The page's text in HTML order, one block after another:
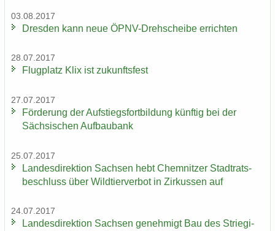
03.08.2017
Dres­den kann neue ÖPNV-​Drehscheibe er­rich­ten
28.07.2017
Flug­platz Klix ist zu­kunfts­fest
27.07.2017
För­de­rung der Auf­stiegs­fort­bil­dung künf­tig bei der
Säch­si­schen Auf­bau­bank
25.07.2017
Lan­des­di­rek­ti­on Sach­sen hebt Chem­nit­zer Stadt­rats­
be­schluss über Wild­tier­ver­bot in Zir­kus­sen auf
24.07.2017
Lan­des­di­rek­ti­on Sach­sen ge­neh­migt Bau des Strie­gi­